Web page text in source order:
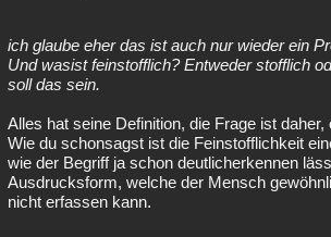
ich glaube eher das ist auch nur wieder ein
Und wasist feinstofflich? Entweder stofflich
soll das sein.
Alles hat seine Definition, die Frage ist daher,
Wie du schonsagst ist die Feinstofflichkeit
wie der Begriff ja schon deutlicherkennen
Ausdrucksform, welche der Mensch
nicht erfassen kann.